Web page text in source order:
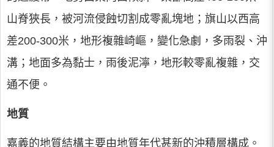
山脊狹長，被河流侵蝕切割成零亂塊地；旗山以西高
差200-300米，地形複雜崎嶇，變化急劇，多雨裂、沖
溝；地面多為黏士，雨後泥濘，地形較零亂複雜，交
通不便。
地質
嘉義的地質結構主要由地質年代甚新的沖積層構成。